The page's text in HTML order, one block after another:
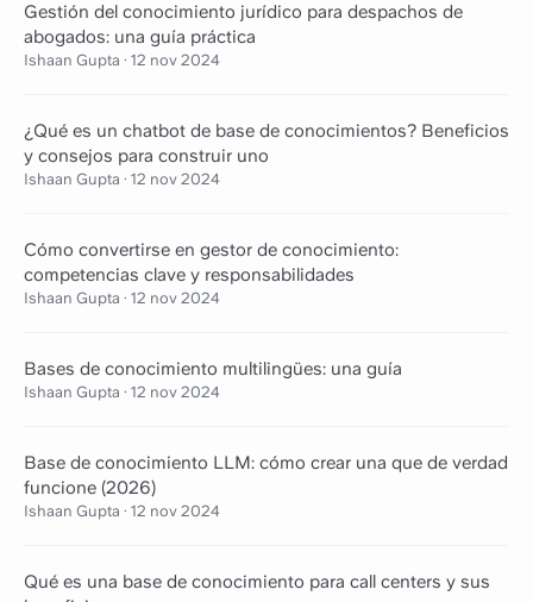
Gestión del conocimiento jurídico para despachos de
abogados: una guía práctica
Ishaan Gupta · 12 nov 2024
¿Qué es un chatbot de base de conocimientos? Beneficios
y consejos para construir uno
Ishaan Gupta · 12 nov 2024
Cómo convertirse en gestor de conocimiento:
competencias clave y responsabilidades
Ishaan Gupta · 12 nov 2024
Bases de conocimiento multilingües: una guía
Ishaan Gupta · 12 nov 2024
Base de conocimiento LLM: cómo crear una que de verdad
funcione (2026)
Ishaan Gupta · 12 nov 2024
Qué es una base de conocimiento para call centers y sus